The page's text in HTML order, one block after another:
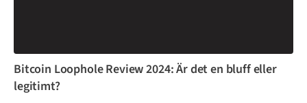
Bitcoin Loophole Review 2024: Är det en bluff eller
legitimt?